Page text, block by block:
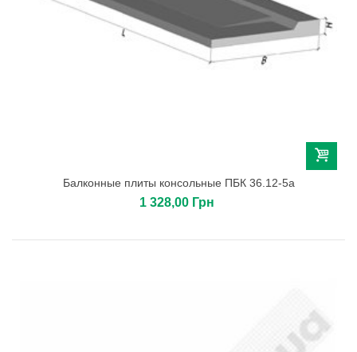
Балконные плиты консольные ПБК 36.12-5а
1 328,00 Грн